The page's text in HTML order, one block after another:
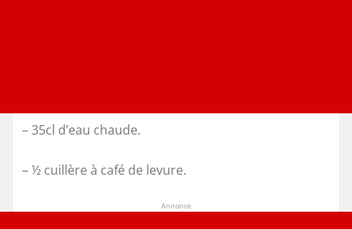
– 35cl d’eau chaude.
– ½ cuillère à café de levure.
Annonce